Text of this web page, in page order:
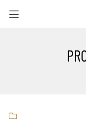

02 37 23 76 72
